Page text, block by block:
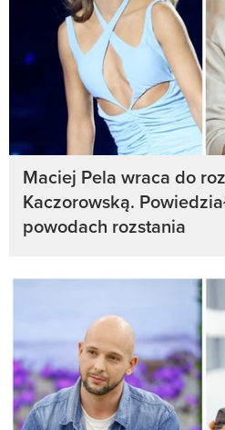
Maciej Pela wraca do
Kaczorowską.
powodach rozstania